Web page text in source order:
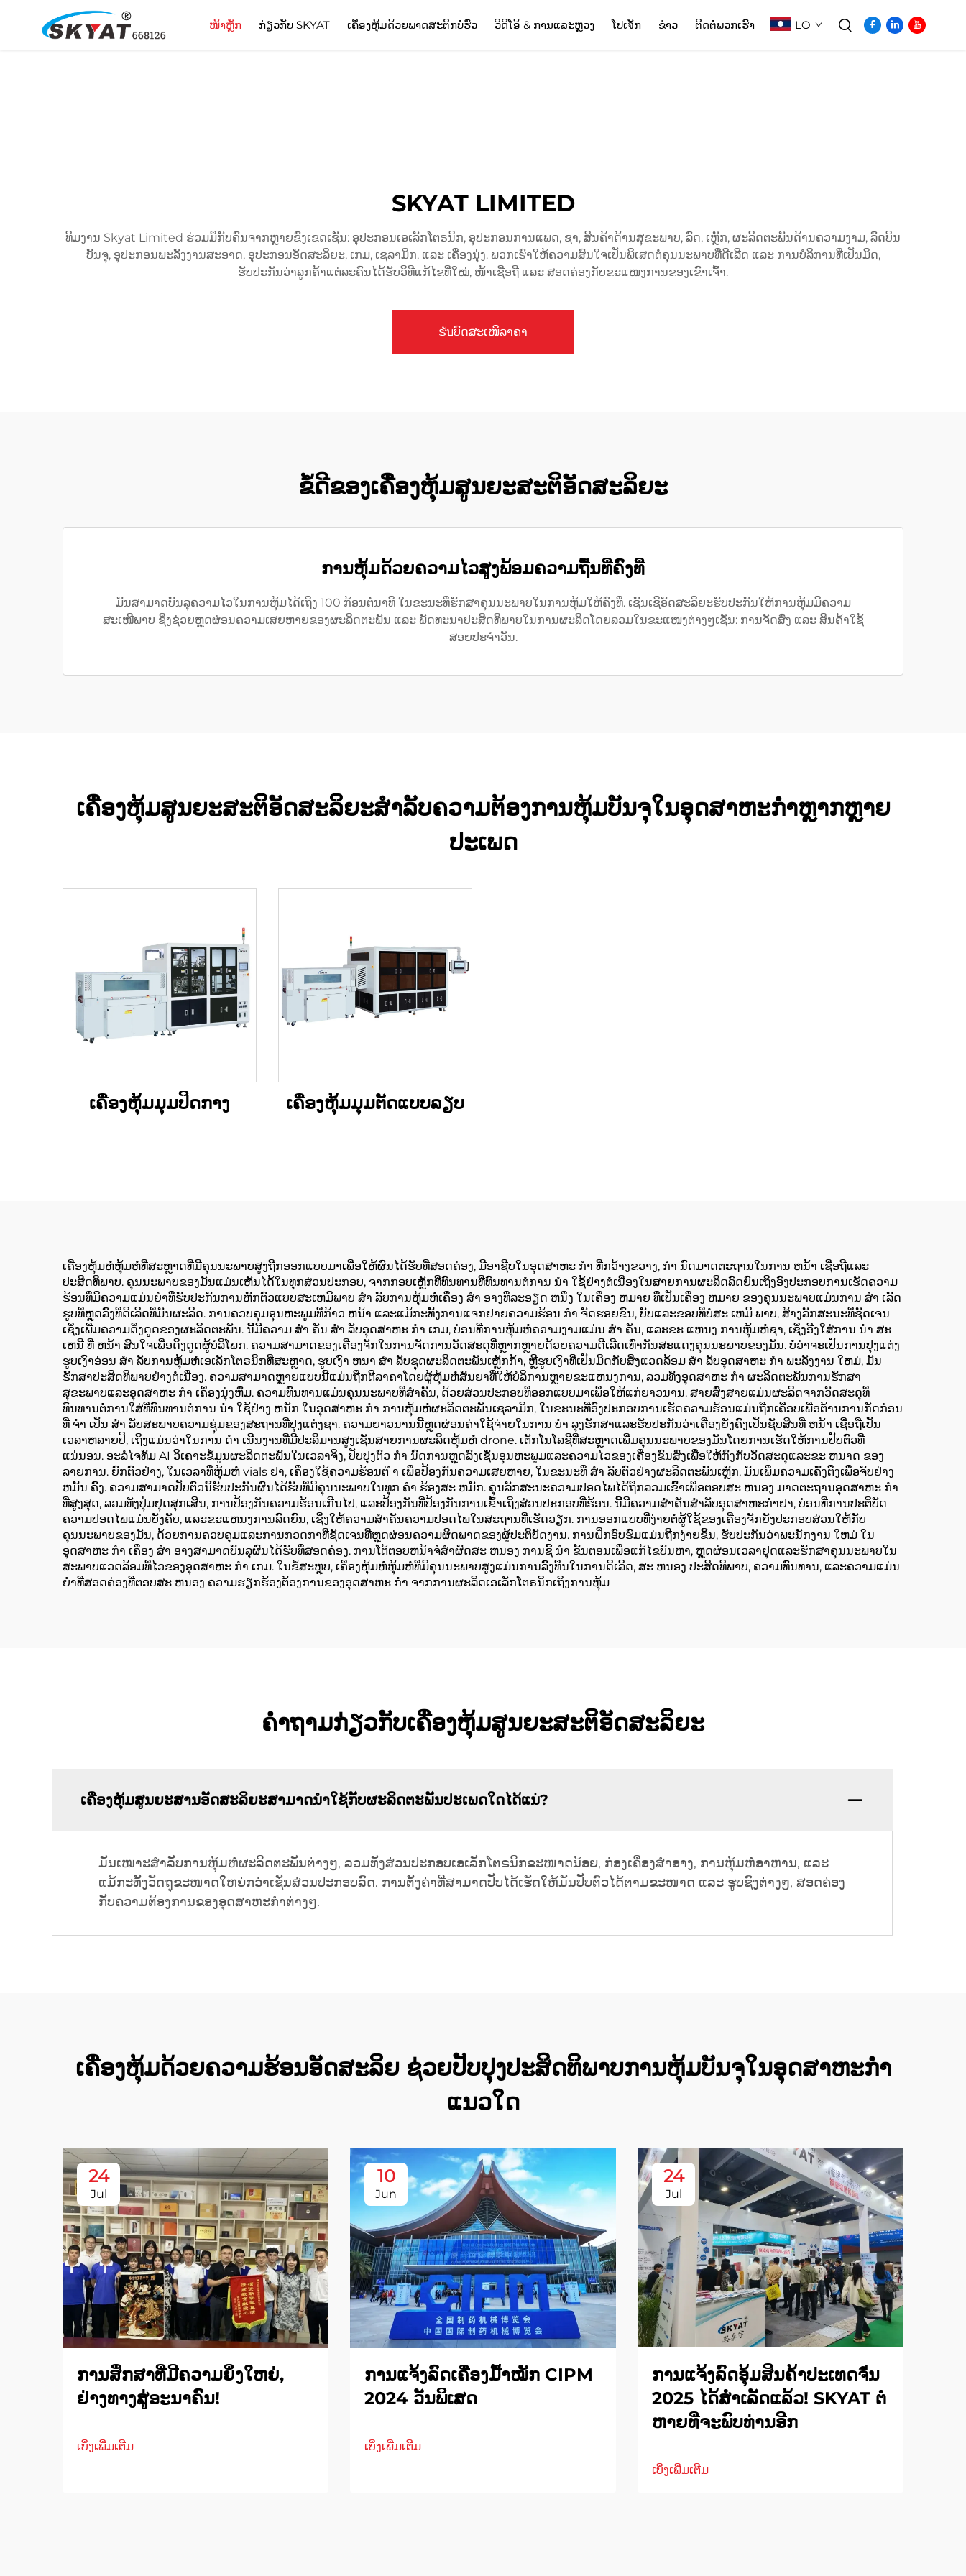
ໜ້າຫຼັກ ກ່ຽວກັບ SKYAT ເຄື່ອງຫຸ້ມດ້ວຍພາດສະຕິກບໍ່ຮົ່ວ ວິດີໂອ້ & ການແລະຫຼວງ ໂປເจັກ ຂ່າວ ຕິດຕໍ່ພວກເຮົາ LO
SKYAT LIMITED
ທີມງານ Skyat Limited ຮ່ວມມືກັບຄົນຈາກຫຼາຍຂົງເຂດເຊັ່ນ: ອຸປະກອນເອເລັກໂຕຣນິກ, ອຸປະກອນການແພດ, ຊາ, ສິນຄ້າດ້ານສຸຂະພາບ, ລົດ, ເຫຼັກ, ຜະລິດຕະພັນດ້ານຄວາມງາມ, ລົດບິນ
ບັນຈຸ, ອຸປະກອນພະລັງງານສະອາດ, ອຸປະກອນອັດສະລິຍະ, ເກມ, ເຊລາມິກ, ແລະ ເຄື່ອງນຸ່ງ. ພວກເຮົາໃຫ້ຄວາມສົນໃຈເປັນພິເສດຕໍ່ຄຸນນະພາບທີ່ດີເລີດ ແລະ ການບໍລິການທີ່ເປັນມິດ,
ຮັບປະກັນວ່າລູກຄ້າແຕ່ລະຄົນໄດ້ຮັບວິທີແກ້ໄຂທີ່ໃໝ່, ໜ້າເຊື່ອຖື ແລະ ສອດຄ່ອງກັບຂະແໜງການຂອງເຂົາເຈົ້າ.
ຮับບົດສະເໜີລາຄາ
ຂໍ້ດີຂອງເຄື່ອງຫຸ້ມສູນຍະສະຕິອັດສະລິຍະ
ການຫຸ້ມດ້ວຍຄວາມໄວສູງພ້ອມຄວາມຖື້ນທີ່ຄົງທີ່
ມັນສາມາດບັນລຸຄວາມໄວໃນການຫຸ້ມໄດ້ເຖິງ 100 ກ້ອນຕໍ່ນາທີ ໃນຂະນະທີ່ຮັກສາຄຸນນະພາບໃນການຫຸ້ມໃຫ້ຄົງທີ່. ເຊັນເຊີອັດສະລິຍະຮັບປະກັນໃຫ້ການຫຸ້ມມີຄວາມ
ສະເໝີພາບ ຊຶ່ງຊ່ວຍຫຼຸດຜ່ອນຄວາມເສຍຫາຍຂອງຜະລິດຕະພັນ ແລະ ພັດທະນາປະສິດທິພາບໃນການຜະລິດໂດຍລວມໃນຂະແໜງຕ່າງໆເຊັ່ນ: ການຈັດສົ່ງ ແລະ ສິນຄ້າໃຊ້
ສອຍປະຈຳວັນ.
ເຄື່ອງຫຸ້ມສູນຍະສະຕິອັດສະລິຍະສຳລັບຄວາມຕ້ອງການຫຸ້ມບັນຈຸໃນອຸດສາຫະກຳຫຼາກຫຼາຍ
ປະເພດ
ເຄື່ອງຫຸ້ມມຸມປິດກາງ ເຄື່ອງຫຸ້ມມຸມຕັດແບບລຽບ
ເຄື່ອງຫຸ້ມຫໍ່ຫຸ້ມຫໍ່ທີ່ສະຫຼາດທີ່ມີຄຸນນະພາບສູງຖືກອອກແບບມາເພື່ອໃຫ້ຜົນໄດ້ຮັບທີ່ສອດຄ່ອງ, ມືອາຊີບໃນອຸດສາຫະ ກໍາ ທີ່ກວ້າງຂວາງ, ກໍາ ນົດມາດຕະຖານໃນການ ຫນ້າ ເຊື່ອຖືແລະ
ປະສິດທິພາບ. ຄຸນນະພາບຂອງມັນແມ່ນເຫັນໄດ້ໃນທຸກສ່ວນປະກອບ, ຈາກກອບເຫຼັກທີ່ທົນທານທີ່ທົນທານຕໍ່ການ ນໍາ ໃຊ້ຢ່າງຕໍ່ເນື່ອງໃນສາຍການຜະລິດລົດຍົນເຖິງອົງປະກອບການເຮັດຄວາມ
ຮ້ອນທີ່ມີຄວາມແມ່ນຍໍາທີ່ຮັບປະກັນການຫັກຕົວແບບສະເຫມີພາບ ສໍາ ລັບການຫຸ້ມຫໍ່ເຄື່ອງ ສໍາ ອາງທີ່ລະອຽດ ຫນຶ່ງ ໃນເຄື່ອງ ຫມາຍ ທີ່ເປັນເຄື່ອງ ຫມາຍ ຂອງຄຸນນະພາບແມ່ນການ ສໍາ ເລັດ
ຮູບທີ່ຫຼຸດລົງທີ່ດີເລີດທີ່ມັນຜະລິດ. ການຄວບຄຸມອຸນຫະພູມທີ່ກ້າວ ຫນ້າ ແລະແມ້ກະທັ້ງການແຈກຢາຍຄວາມຮ້ອນ ກໍາ ຈັດຮອຍຂົນ, ບັບແລະຂອບທີ່ບໍ່ສະ ເຫມີ ພາບ, ສ້າງລັກສະນະທີ່ຊັດເຈນ
ເຊິ່ງເພີ່ມຄວາມດຶງດູດຂອງຜະລິດຕະພັນ. ນີ້ມີຄວາມ ສໍາ ຄັນ ສໍາ ລັບອຸດສາຫະ ກໍາ ເກມ, ບ່ອນທີ່ການຫຸ້ມຫໍ່ຄວາມງາມແມ່ນ ສໍາ ຄັນ, ແລະຂະ ແຫນງ ການຫຸ້ມຫໍ່ຊາ, ເຊິ່ງອີງໃສ່ການ ນໍາ ສະ
ເຫນີ ທີ່ ຫນ້າ ສົນໃຈເພື່ອດຶງດູດຜູ້ບໍລິໂພກ. ຄວາມສາມາດຂອງເຄື່ອງຈັກໃນການຈັດການວັດສະດຸທີ່ຫຼາກຫຼາຍດ້ວຍຄວາມດີເລີດເທົ່າກັນສະແດງຄຸນນະພາບຂອງມັນ. ບໍ່ວ່າຈະເປັນການປຸງແຕ່ງ
ຮູບເງົາອ່ອນ ສໍາ ລັບການຫຸ້ມຫໍ່ເອເລັກໂຕຣນິກທີ່ສະຫຼາດ, ຮູບເງົາ ຫນາ ສໍາ ລັບຊຸດຜະລິດຕະພັນເຫຼັກກ້າ, ຫຼືຮູບເງົາທີ່ເປັນມິດກັບສິ່ງແວດລ້ອມ ສໍາ ລັບອຸດສາຫະ ກໍາ ພະລັງງານ ໃຫມ່, ມັນ
ຮັກສາປະສິດທິພາບຢ່າງຕໍ່ເນື່ອງ. ຄວາມສາມາດຫຼາຍແບບນີ້ແມ່ນຖືກຕີລາຄາໂດຍຜູ້ຫຸ້ມຫໍ່ສັນຍາທີ່ໃຫ້ບໍລິການຫຼາຍຂະແຫນງການ, ລວມທັງອຸດສາຫະ ກໍາ ຜະລິດຕະພັນການຮັກສາ
ສຸຂະພາບແລະອຸດສາຫະ ກໍາ ເຄື່ອງນຸ່ງຫົ່ມ. ຄວາມທົນທານແມ່ນຄຸນນະພາບທີ່ສໍາຄັນ, ດ້ວຍສ່ວນປະກອບທີ່ອອກແບບມາເພື່ອໃຫ້ແກ່ຍາວນານ. ສາຍສົ່ງສາຍແມ່ນຜະລິດຈາກວັດສະດຸທີ່
ທົນທານຕໍ່ການໃສ່ທີ່ທົນທານຕໍ່ການ ນໍາ ໃຊ້ຢ່າງ ຫນັກ ໃນອຸດສາຫະ ກໍາ ການຫຸ້ມຫໍ່ຜະລິດຕະພັນເຊລາມິກ, ໃນຂະນະທີ່ອົງປະກອບການເຮັດຄວາມຮ້ອນແມ່ນຖືກເຄືອບເພື່ອຕ້ານການກັດກ່ອນ
ທີ່ ຈໍາ ເປັນ ສໍາ ລັບສະພາບຄວາມຊຸ່ມຂອງສະຖານທີ່ປຸງແຕ່ງຊາ. ຄວາມຍາວນານນີ້ຫຼຸດຜ່ອນຄ່າໃຊ້ຈ່າຍໃນການ ບໍາ ລຸງຮັກສາແລະຮັບປະກັນວ່າເຄື່ອງຍັງຄົງເປັນຊັບສິນທີ່ ຫນ້າ ເຊື່ອຖືເປັນ
ເວລາຫລາຍປີ, ເຖິງແມ່ນວ່າໃນການ ດໍາ ເນີນງານທີ່ມີປະລິມານສູງເຊັ່ນສາຍການຜະລິດຫຸ້ມຫໍ່ drone. ເຕັກໂນໂລຊີທີ່ສະຫຼາດເພີ່ມຄຸນນະພາບຂອງມັນໂດຍການເຮັດໃຫ້ການປັບຕົວທີ່
ແນ່ນອນ. ອະລໍໄຈທັມ AI ວິເຄາະຂໍ້ມູນຜະລິດຕະພັນໃນເວລາຈິງ, ປັບປຸງຕົວ ກໍາ ນົດການຫຼຸດລົງເຊັ່ນອຸນຫະພູມແລະຄວາມໄວຂອງເຄື່ອງຂົນສົ່ງເພື່ອໃຫ້ກົງກັບວັດສະດຸແລະຂະ ຫນາດ ຂອງ
ລາຍການ. ຍົກຕົວຢ່າງ, ໃນເວລາທີ່ຫຸ້ມຫໍ່ vials ຢາ, ເຄື່ອງໃຊ້ຄວາມຮ້ອນຕ່ ໍາ ເພື່ອປ້ອງກັນຄວາມເສຍຫາຍ, ໃນຂະນະທີ່ ສໍາ ລັບຕົວຢ່າງຜະລິດຕະພັນເຫຼັກ, ມັນເພີ່ມຄວາມເຄັ່ງຕຶງເພື່ອຈັບຢ່າງ
ຫມັ້ນ ຄົງ. ຄວາມສາມາດປັບຕົວນີ້ຮັບປະກັນຜົນໄດ້ຮັບທີ່ມີຄຸນນະພາບໃນທຸກ ຄໍາ ຮ້ອງສະ ຫມັກ. ຄຸນລັກສະນະຄວາມປອດໄພໄດ້ຖືກລວມເຂົ້າເພື່ອຕອບສະ ຫນອງ ມາດຕະຖານອຸດສາຫະ ກໍາ
ທີ່ສູງສຸດ, ລວມທັງປຸ່ມຢຸດສຸກເສີນ, ການປ້ອງກັນຄວາມຮ້ອນເກີນໄປ, ແລະປ້ອງກັນທີ່ປ້ອງກັນການເຂົ້າເຖິງສ່ວນປະກອບທີ່ຮ້ອນ. ນີ້ມີຄວາມສໍາຄັນສໍາລັບອຸດສາຫະກໍາຢາ, ບ່ອນທີ່ການປະຕິບັດ
ຄວາມປອດໄພແມ່ນບັງຄັບ, ແລະຂະແຫນງການລົດຍົນ, ເຊິ່ງໃຫ້ຄວາມສໍາຄັນຄວາມປອດໄພໃນສະຖານທີ່ເຮັດວຽກ. ການອອກແບບທີ່ງ່າຍຕໍ່ຜູ້ໃຊ້ຂອງເຄື່ອງຈັກຍັງປະກອບສ່ວນໃຫ້ກັບ
ຄຸນນະພາບຂອງມັນ, ດ້ວຍການຄວບຄຸມແລະການກວດກາທີ່ຊັດເຈນທີ່ຫຼຸດຜ່ອນຄວາມຜິດພາດຂອງຜູ້ປະຕິບັດງານ. ການຝຶກອົບຮົມແມ່ນຖືກງ່າຍຂຶ້ນ, ຮັບປະກັນວ່າພະນັກງານ ໃຫມ່ ໃນ
ອຸດສາຫະ ກໍາ ເຄື່ອງ ສໍາ ອາງສາມາດບັນລຸຜົນໄດ້ຮັບທີ່ສອດຄ່ອງ. ການໂຕ້ຕອບຫນ້າຈໍສໍາຜັດສະ ຫນອງ ການຊີ້ ນໍາ ຂັ້ນຕອນເພື່ອແກ້ໄຂບັນຫາ, ຫຼຸດຜ່ອນເວລາຢຸດແລະຮັກສາຄຸນນະພາບໃນ
ສະພາບແວດລ້ອມທີ່ໄວຂອງອຸດສາຫະ ກໍາ ເກມ. ໃນຂໍ້ສະຫຼຸບ, ເຄື່ອງຫຸ້ມຫໍ່ຫຸ້ມຫໍ່ທີ່ມີຄຸນນະພາບສູງແມ່ນການລົງທືນໃນການດີເລີດ, ສະ ຫນອງ ປະສິດທິພາບ, ຄວາມທົນທານ, ແລະຄວາມແມ່ນ
ຍໍາທີ່ສອດຄ່ອງທີ່ຕອບສະ ຫນອງ ຄວາມຮຽກຮ້ອງຕ້ອງການຂອງອຸດສາຫະ ກໍາ ຈາກການຜະລິດເອເລັກໂຕຣນິກເຖິງການຫຸ້ມ
ຄຳຖາມກ່ຽວກັບເຄື່ອງຫຸ້ມສູນຍະສະຕິອັດສະລິຍະ
ເຄື່ອງຫຸ້ມສູນຍະສານອັດສະລິຍະສາມາດນຳໃຊ້ກັບຜະລິດຕະພັນປະເພດໃດໄດ້ແນ່?
ມັນເໝາະສຳລັບການຫຸ້ມຫໍ່ຜະລິດຕະພັນຕ່າງໆ, ລວມທັງສ່ວນປະກອບເອເລັກໂຕຣນິກຂະໜາດນ້ອຍ, ກ່ອງເຄື່ອງສຳອາງ, ການຫຸ້ມຫໍ່ອາຫານ, ແລະ
ແມ້ກະທັ້ງວັດຖຸຂະໜາດໃຫຍ່ກວ່າເຊັ່ນສ່ວນປະກອບລົດ. ການຕັ້ງຄ່າທີ່ສາມາດປັບໄດ້ເຮັດໃຫ້ມັນປັບຕົວໄດ້ຕາມຂະໜາດ ແລະ ຮູບຊົງຕ່າງໆ, ສອດຄ່ອງ
ກັບຄວາມຕ້ອງການຂອງອຸດສາຫະກຳຕ່າງໆ.
ເຄື່ອງຫຸ້ມດ້ວຍຄວາມຮ້ອນອັດສະລິຍ ຊ່ວຍປັບປຸງປະສິດທິພາບການຫຸ້ມບັນຈຸໃນອຸດສາຫະກໍາ
ແນວໃດ
24
Jul
ການສຶກສາທີ່ມີຄວາມຍິ່ງໃຫຍ່,
ຢ່າງທາງສູ່ອະນາຄົນ!
ເບິ່ງເພີ່ມເຕີມ
10
Jun
ການແຈ້ງລົດເຄື່ອງມື້າໝັກ CIPM
2024 ວັນພິເສດ
ເບິ່ງເພີ່ມເຕີມ
24
Jul
ການແຈ້ງລົດອຸ້ມສິນຄ້າປະເທດຈีນ
2025 ໄດ້ສຳເລັດແລ້ວ! SKYAT ຕໍ່
ຫາຍທີ່ຈະພົບທ່ານອີກ
ເບິ່ງເພີ່ມເຕີມ